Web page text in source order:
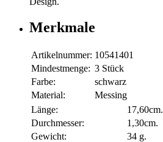
Merkmale
Artikelnummer: 10541401
Mindestmenge: 3 Stück
Farbe:
schwarz
Material:
Messing
Länge:
17,60cm.
Durchmesser:
1,30cm.
Gewicht:
34 g.